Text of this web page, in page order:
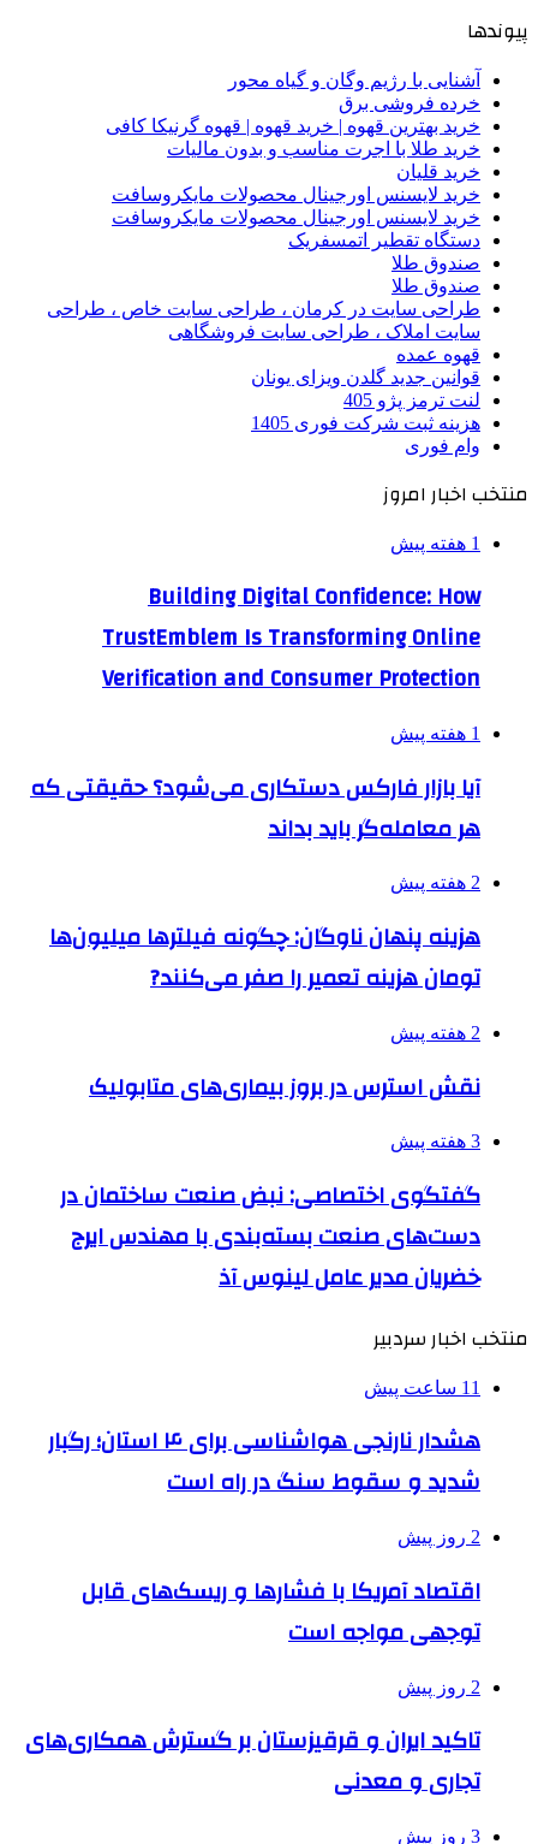
پیوندها
آشنایی با رژیم وگان و گیاه محور
خرده فروشی برق
خرید بهترین قهوه | خرید قهوه | قهوه گرنیکا کافی
خرید طلا با اجرت مناسب و بدون مالیات
خرید قلیان
خرید لایسنس اورجینال محصولات مایکروسافت
خرید لایسنس اورجینال محصولات مایکروسافت
دستگاه تقطیر اتمسفریک
صندوق طلا
صندوق طلا
طراحی سایت در کرمان ، طراحی سایت خاص ، طراحی
سایت املاک ، طراحی سایت فروشگاهی
قهوه عمده
قوانین جدید گلدن ویزای یونان
لنت ترمز پژو 405
هزینه ثبت شرکت فوری 1405
وام فوری
منتخب اخبار امروز
1 هفته پیش
Building Digital Confidence: How
TrustEmblem Is Transforming Online
Verification and Consumer Protection
1 هفته پیش
آیا بازار فارکس دستکاری می‌شود؟ حقیقتی که
هر معامله‌گر باید بداند
2 هفته پیش
هزینه پنهان ناوگان: چگونه فیلترها میلیون‌ها
تومان هزینه تعمیر را صفر می‌کنند?
2 هفته پیش
نقش استرس در بروز بیماری‌های متابولیک
3 هفته پیش
گفتگوی اختصاصی: نبض صنعت ساختمان در
دست‌های صنعت بسته‌بندی با مهندس ایرج
خضریان مدیر عامل لینوس آذ
منتخب اخبار سردبیر
11 ساعت پیش
هشدار نارنجی هواشناسی برای ۴ استان؛ رگبار
شدید و سقوط سنگ در راه است
2 روز پیش
اقتصاد آمریکا با فشارها و ریسک‌های قابل
توجهی مواجه است
2 روز پیش
تاکید ایران و قرقیزستان بر گسترش همکاری‌های
تجاری و معدنی
3 روز پیش